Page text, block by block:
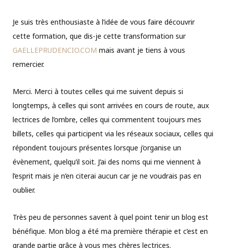
Je suis très enthousiaste à l’idée de vous faire découvrir
cette formation, que dis-je cette transformation sur
GAELLEPRUDENCIO.COM mais avant je tiens à vous
remercier.
Merci. Merci à toutes celles qui me suivent depuis si
longtemps, à celles qui sont arrivées en cours de route, aux
lectrices de l’ombre, celles qui commentent toujours mes
billets, celles qui participent via les réseaux sociaux, celles qui
répondent toujours présentes lorsque j’organise un
évènement, quelqu’il soit. J’ai des noms qui me viennent à
l’esprit mais je n’en citerai aucun car je ne voudrais pas en
oublier.
Très peu de personnes savent à quel point tenir un blog est
bénéfique. Mon blog a été ma première thérapie et c’est en
grande partie grâce à vous mes chères lectrices.